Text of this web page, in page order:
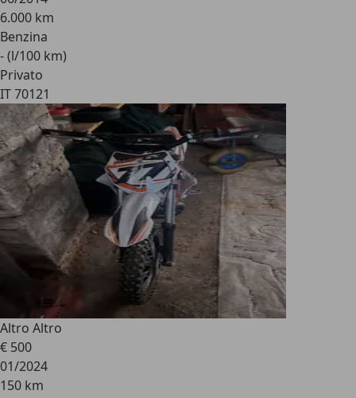
6.000 km
Benzina
- (l/100 km)
Privato
IT 70121
Altro Altro
€ 500
01/2024
150 km